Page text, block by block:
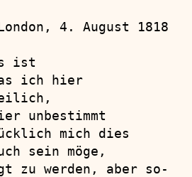
4. August 1818
ist
ich hier
unbestimmt
mich dies
sein möge,
zu werden, aber so-